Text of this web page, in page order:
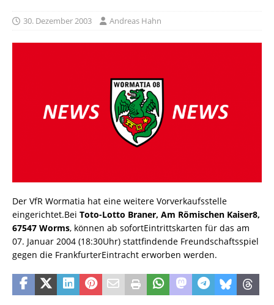
30. Dezember 2003 Andreas Hahn
Der VfR Wormatia hat eine weitere Vorverkaufsstelle
eingerichtet.Bei Toto-Lotto Braner, Am Römischen Kaiser8,
67547 Worms, können ab sofortEintrittskarten für das am
07. Januar 2004 (18:30Uhr) stattfindende Freundschaftsspiel
gegen die FrankfurterEintracht erworben werden.